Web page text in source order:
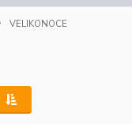
VELIKONOCE